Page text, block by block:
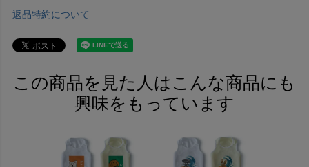
返品特約について
この商品を見た人はこんな商品にも
興味をもっています